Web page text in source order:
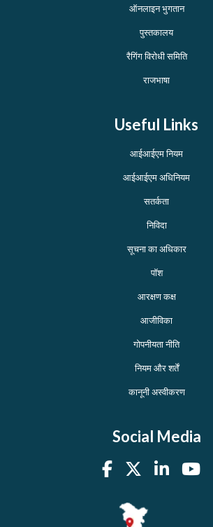
ऑनलाइन भुगतान
पुस्तकालय
रैगिंग विरोधी समिति
राजभाषा
Useful Links
आईआईएम नियम
आईआईएम अधिनियम
सतर्कता
निविदा
सूचना का अधिकार
पॉश
आरक्षण कक्ष
आजीविका
गोपनीयता नीति
नियम और शर्तें
कानूनी अस्वीकरण
Social Media